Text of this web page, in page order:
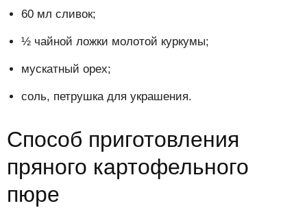
60 мл сливок;
½ чайной ложки молотой куркумы;
мускатный орех;
соль, петрушка для украшения.
Способ приготовления
пряного картофельного
пюре